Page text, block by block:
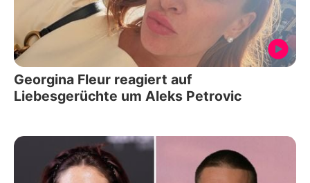
Georgina Fleur reagiert auf
Liebesgerüchte um Aleks Petrovic